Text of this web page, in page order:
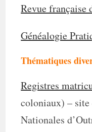
Revue française
Généalogie
Thématiques
Registres
coloniaux) –
Nationales